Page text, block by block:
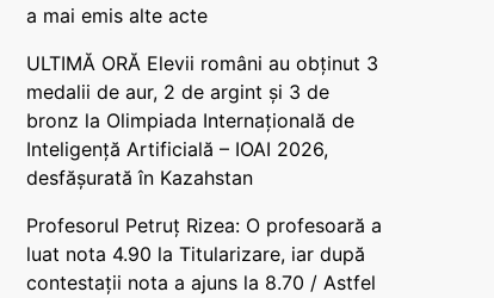
a mai emis alte acte
ULTIMĂ ORĂ Elevii români au obținut 3
medalii de aur, 2 de argint și 3 de
bronz la Olimpiada Internațională de
Inteligență Artificială – IOAI 2026,
desfășurată în Kazahstan
Profesorul Petruț Rizea: O profesoară a
luat nota 4.90 la Titularizare, iar după
contestații nota a ajuns la 8.70 / Astfel